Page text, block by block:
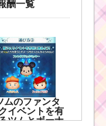
酬一覧
ムのファンタ
イベントを有
ツムとボーナ